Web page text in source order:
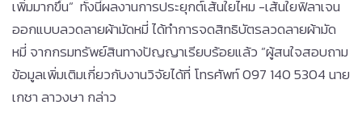
เพิ่มมากขึ้น” ทั้งนี้ผลงานการประยุกต์เส้นใยไหม -เส้นใยฟิลาเจน
ออกแบบลวดลายผ้ามัดหมี่ ได้ทำการจดสิทธิบัตรลวดลายผ้ามัด
หมี่ จากกรมทรัพย์สินทางปัญญาเรียบร้อยแล้ว ”ผู้สนใจสอบถาม
ข้อมูลเพิ่มเติมเกี่ยวกับงานวิจัยได้ที่ โทรศัพท์ 097 140 5304 นาย
เกชา ลาวงษา กล่าว